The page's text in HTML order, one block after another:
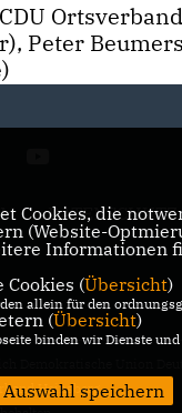
Peter
DATENSCHUTZ
Heinsberg
Cookies, die
(Website-
Informationen
Cookies (Übersicht)
allein für den
(Übersicht)
binden wir Dienste
Auswahl speichern